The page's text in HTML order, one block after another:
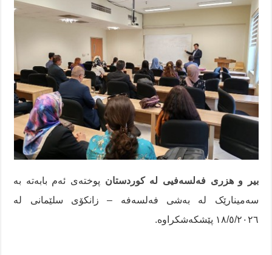
بیر و هزری فەلسەفیی لە کوردستان پوختەی ئەم بابەتە بە
سەمینارێک لە بەشی فەلسەفە – زانکۆی سلێمانی لە
١٨/٥/٢٠٢٦ پێشکەشکراوە.